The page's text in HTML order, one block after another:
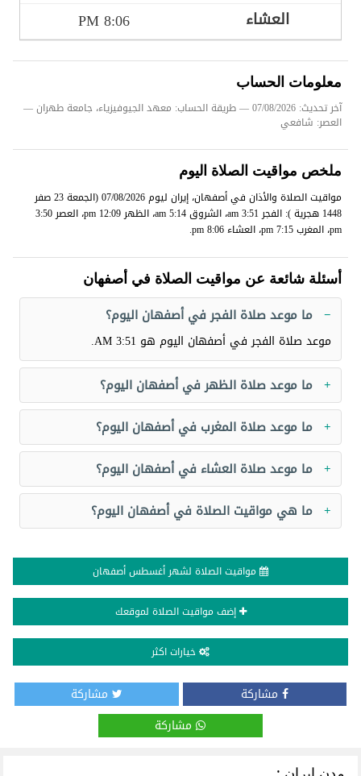
8:06 PM
معلومات الحساب
آخر تحديث: 07/08/2026
— طريقة الحساب: معهد الجيوفيزياء، جامعة طهران —
العصر: شافعي
ملخص مواقيت الصلاة اليوم
مواقيت الصلاة والأذان في أصفهان، إيران ليوم 07/08/2026 (الجمعة 23 صفر
1448 هجرية ): الفجر 3:51 am، الشروق 5:14 am، الظهر 12:09 pm، العصر 3:50
pm، المغرب 7:15 pm، العشاء 8:06 pm.
أسئلة شائعة عن مواقيت الصلاة في أصفهان
ما موعد صلاة الفجر في أصفهان اليوم؟
موعد صلاة الفجر في أصفهان اليوم هو 3:51 AM
.
ما موعد صلاة الظهر في أصفهان اليوم؟
ما موعد صلاة المغرب في أصفهان اليوم؟
ما موعد صلاة العشاء في أصفهان اليوم؟
ما هي مواقيت الصلاة في أصفهان اليوم؟
مواقيت الصلاة لشهر أغسطس أصفهان
إضف مواقيت الصلاة لموقعك
خيارات اكثر
مشاركة
مشاركة
مشاركة